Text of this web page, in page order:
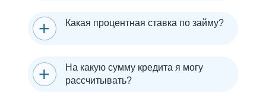
Какая процентная ставка по займу?
На какую сумму кредита я могу
рассчитывать?